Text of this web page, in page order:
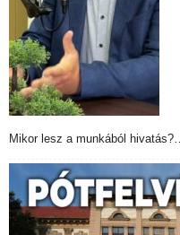
Mikor lesz a munkából hivatás?…